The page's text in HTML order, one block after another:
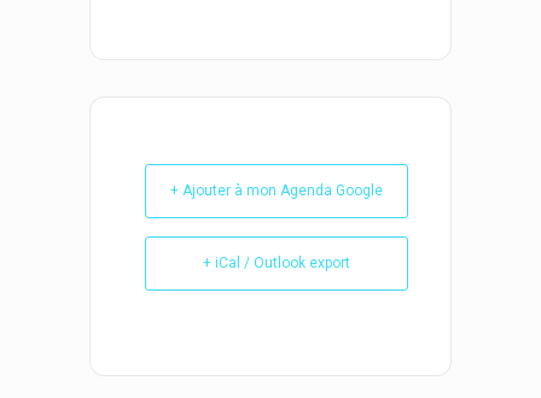
+ Ajouter à mon Agenda Google
+ iCal / Outlook export